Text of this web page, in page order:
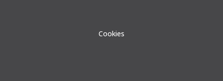
Cookies